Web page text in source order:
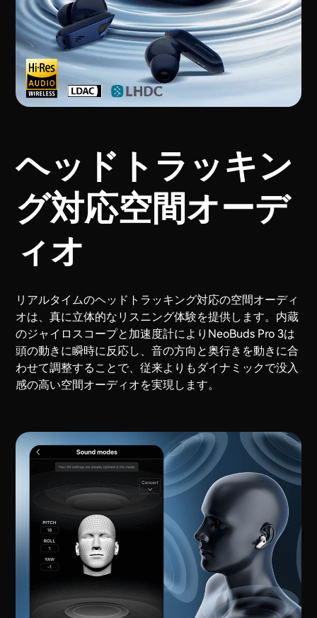
ヘッドトラッキン
グ対応空間オーデ
ィオ
リアルタイムのヘッドトラッキング対応の空間オーディ
オは、真に立体的なリスニング体験を提供します。内蔵
のジャイロスコープと加速度計によりNeoBuds Pro 3は
頭の動きに瞬時に反応し、音の方向と奥行きを動きに合
わせて調整することで、従来よりもダイナミックで没入
感の高い空間オーディオを実現します。